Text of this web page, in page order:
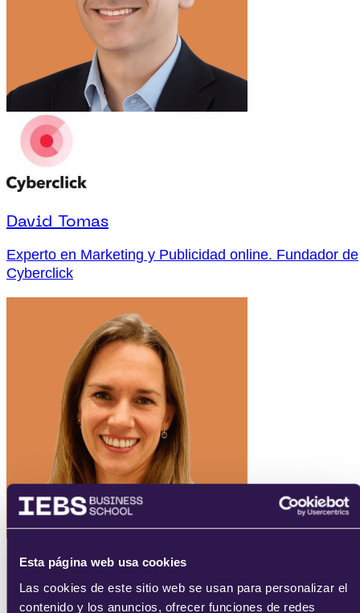
Esta página web usa cookies
Las cookies de este sitio web se usan para personalizar el
contenido y los anuncios, ofrecer funciones de redes
David Tomas
Experto en Marketing y Publicidad online. Fundador de
Cyberclick